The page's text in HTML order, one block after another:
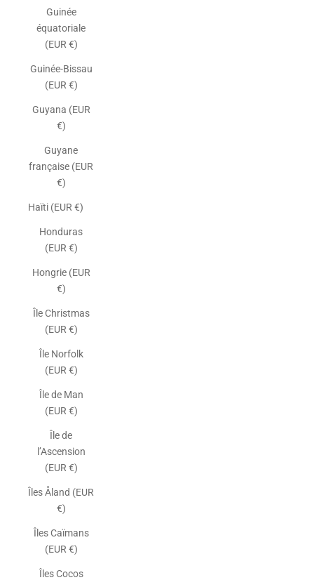
Guinée
équatoriale
(EUR €)
Guinée-Bissau
(EUR €)
Guyana (EUR
€)
Guyane
française (EUR
€)
Haïti (EUR €)
Honduras
(EUR €)
Hongrie (EUR
€)
Île Christmas
(EUR €)
Île Norfolk
(EUR €)
Île de Man
(EUR €)
Île de
l’Ascension
(EUR €)
Îles Åland (EUR
€)
Îles Caïmans
(EUR €)
Îles Cocos